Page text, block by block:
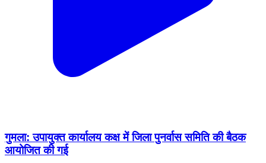
गुमला: उपायुक्त कार्यालय कक्ष में जिला पुनर्वास समिति की बैठक
आयोजित की गई